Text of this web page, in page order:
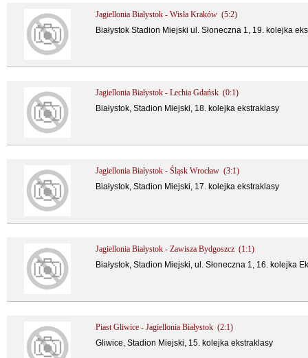
Jagiellonia Białystok - Wisła Kraków (5:2)
Białystok Stadion Miejski ul. Słoneczna 1, 19. kolejka
Jagiellonia Białystok - Lechia Gdańsk (0:1)
Białystok, Stadion Miejski, 18. kolejka ekstraklasy
Jagiellonia Białystok - Śląsk Wrocław (3:1)
Białystok, Stadion Miejski, 17. kolejka ekstraklasy
Jagiellonia Białystok - Zawisza Bydgoszcz (1:1)
Białystok, Stadion Miejski, ul. Słoneczna 1, 16. kolejka
Piast Gliwice - Jagiellonia Białystok (2:1)
Gliwice, Stadion Miejski, 15. kolejka ekstraklasy